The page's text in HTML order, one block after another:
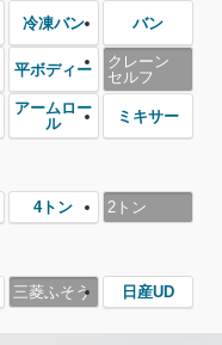
冷凍バン バン
平ボディー
クレーン
セルフ
アームロー
ル
ミキサー
4トン 2トン
三菱ふそう 日産UD